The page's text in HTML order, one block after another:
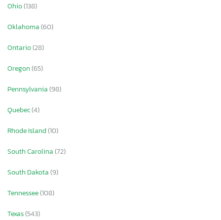
Ohio(138)
Oklahoma(60)
Ontario(28)
Oregon(65)
Pennsylvania(98)
Quebec(4)
Rhode Island(10)
South Carolina(72)
South Dakota(9)
Tennessee(108)
Texas(543)